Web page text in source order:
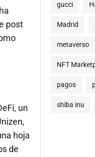
post
un
hoja
de
gucci
Madrid
metaverso
NFT
pagos
shiba inu